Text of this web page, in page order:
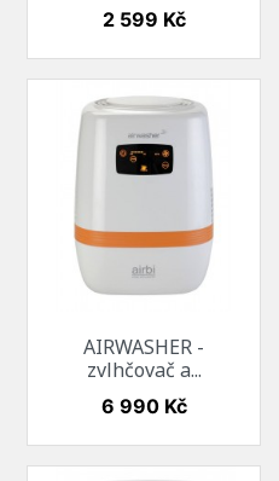
Cena
2 599 Kč
AIRWASHER -
zvlhčovač a...
Cena
6 990 Kč